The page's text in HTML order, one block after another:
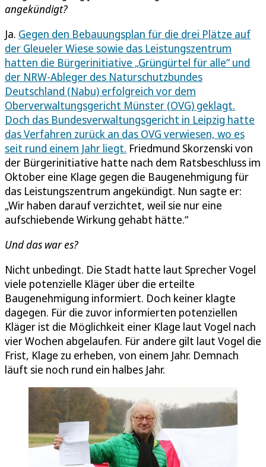
angekündigt?
Ja. Gegen den Bebauungsplan für die drei Plätze auf
der Gleueler Wiese sowie das Leistungszentrum
hatten die Bürgerinitiative „Grüngürtel für alle“ und
der NRW-Ableger des Naturschutzbundes
Deutschland (Nabu) erfolgreich vor dem
Oberverwaltungsgericht Münster (OVG) geklagt.
Doch das Bundesverwaltungsgericht in Leipzig hatte
das Verfahren zurück an das OVG verwiesen, wo es
seit rund einem Jahr liegt. Friedmund Skorzenski von
der Bürgerinitiative hatte nach dem Ratsbeschluss im
Oktober eine Klage gegen die Baugenehmigung für
das Leistungszentrum angekündigt. Nun sagte er:
„Wir haben darauf verzichtet, weil sie nur eine
aufschiebende Wirkung gehabt hätte.“
Und das war es?
Nicht unbedingt. Die Stadt hatte laut Sprecher Vogel
viele potenzielle Kläger über die erteilte
Baugenehmigung informiert. Doch keiner klagte
dagegen. Für die zuvor informierten potenziellen
Kläger ist die Möglichkeit einer Klage laut Vogel nach
vier Wochen abgelaufen. Für andere gilt laut Vogel die
Frist, Klage zu erheben, von einem Jahr. Demnach
läuft sie noch rund ein halbes Jahr.